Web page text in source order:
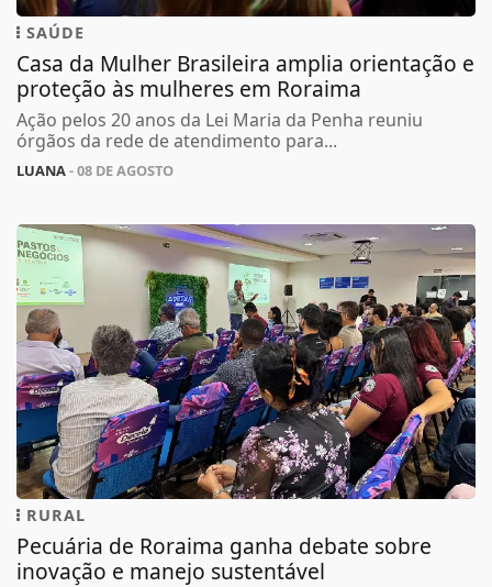
SAÚDE
Casa da Mulher Brasileira amplia orientação e
proteção às mulheres em Roraima
Ação pelos 20 anos da Lei Maria da Penha reuniu
órgãos da rede de atendimento para...
LUANA- 08 DE AGOSTO
RURAL
Pecuária de Roraima ganha debate sobre
inovação e manejo sustentável